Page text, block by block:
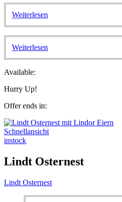
Weiterlesen
Weiterlesen
Available:
Hurry Up!
Offer ends in:
Schnellansicht
instock
Lindt Osternest
Lindt Osternest